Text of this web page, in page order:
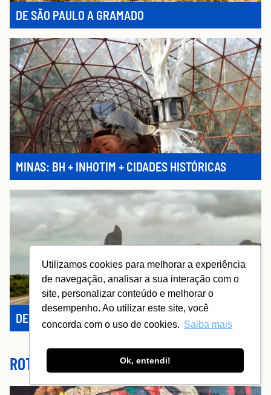
Utilizamos cookies para melhorar a experiência
de navegação, analisar a sua interação com o
site, personalizar conteúdo e melhorar o
desempenho. Ao utilizar este site, você
concorda com o uso de cookies. Saiba mais
Ok, entendi!
DE SÃO PAULO A GRAMADO
MINAS: BH + INHOTIM + CIDADES HISTÓRICAS
DE CARRO AO SUL DA BAHIA
ROTEIROS DE CIDADES